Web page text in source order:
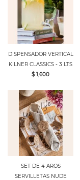
DISPENSADOR VERTICAL
KILNER CLASSICS - 3 LTS
$ 1,600
SET DE 4 AROS
SERVILLETAS NUDE